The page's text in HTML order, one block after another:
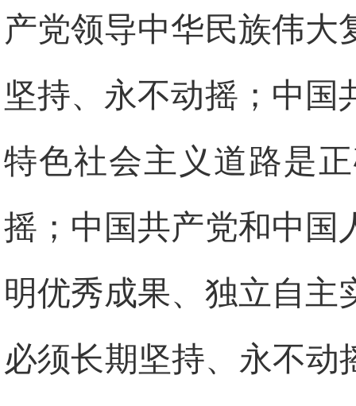
产党领导中华民族伟大
坚持、永不动摇；中国
特色社会主义道路是
摇；中国共产党和中国
明优秀成果、独立自主
必须长期坚持、永不动